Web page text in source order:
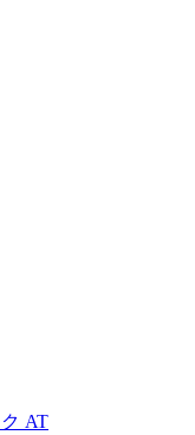
AT